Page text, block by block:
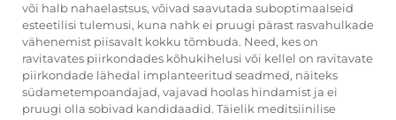
või halb nahaelastsus, võivad saavutada suboptimaalseid
esteetilisi tulemusi, kuna nahk ei pruugi pärast rasvahulkade
vähenemist piisavalt kokku tõmbuda. Need, kes on
ravitavates piirkondades kõhukihelusi või kellel on ravitavate
piirkondade lähedal implanteeritud seadmed, näiteks
südametempoandajad, vajavad hoolas hindamist ja ei
pruugi olla sobivad kandidaadid. Täielik meditsiinilise